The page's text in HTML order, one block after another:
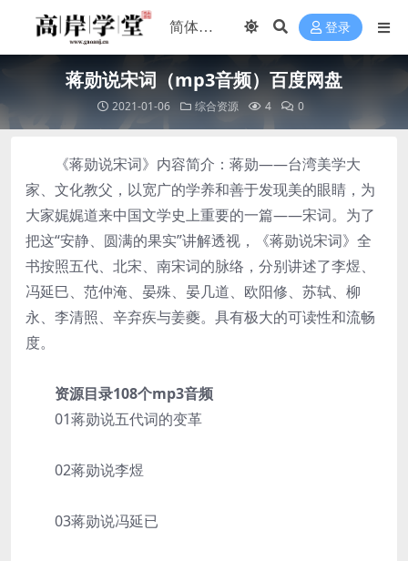
登录
蒋勋说宋词（mp3音频）百度网盘
2021-01-06 综合资源 4 0
《蒋勋说宋词》内容简介：蒋勋——台湾美学大
家、文化教父，以宽广的学养和善于发现美的眼睛，为
大家娓娓道来中国文学史上重要的一篇——宋词。为了
把这“安静、圆满的果实”讲解透视，《蒋勋说宋词》全
书按照五代、北宋、南宋词的脉络，分别讲述了李煜、
冯延巳、范仲淹、晏殊、晏几道、欧阳修、苏轼、柳
永、李清照、辛弃疾与姜夔。具有极大的可读性和流畅
度。
资源目录108个mp3音频
01蒋勋说五代词的变革
02蒋勋说李煜
03蒋勋说冯延已